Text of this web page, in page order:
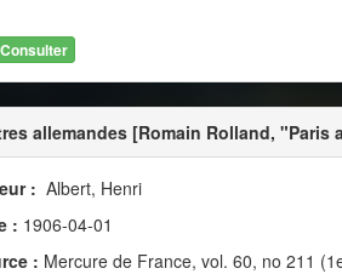
Consulter
allemandes [Romain Rolland,
: Albert, Henri
: 1906-04-01
: Mercure de France, vol. 60, no 211